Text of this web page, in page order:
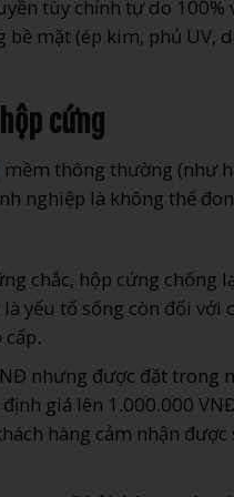
tùy chỉnh tự do 100%
mặt (ép kim, phủ UV,
cứng
mềm thông thường (như
nghiệp là không thể
chắc, hộp cứng chống
yếu tố sống còn đối với
nhưng được đặt trong
giá lên 1.000.000
hàng cảm nhận được